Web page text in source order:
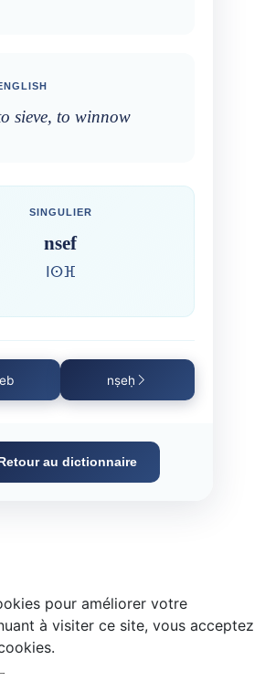
sieve, to winnow
SINGULIER
nsef
ⵏⵙⴼ
nṣeḥ
au dictionnaire
pour améliorer votre
à visiter ce site, vous acceptez